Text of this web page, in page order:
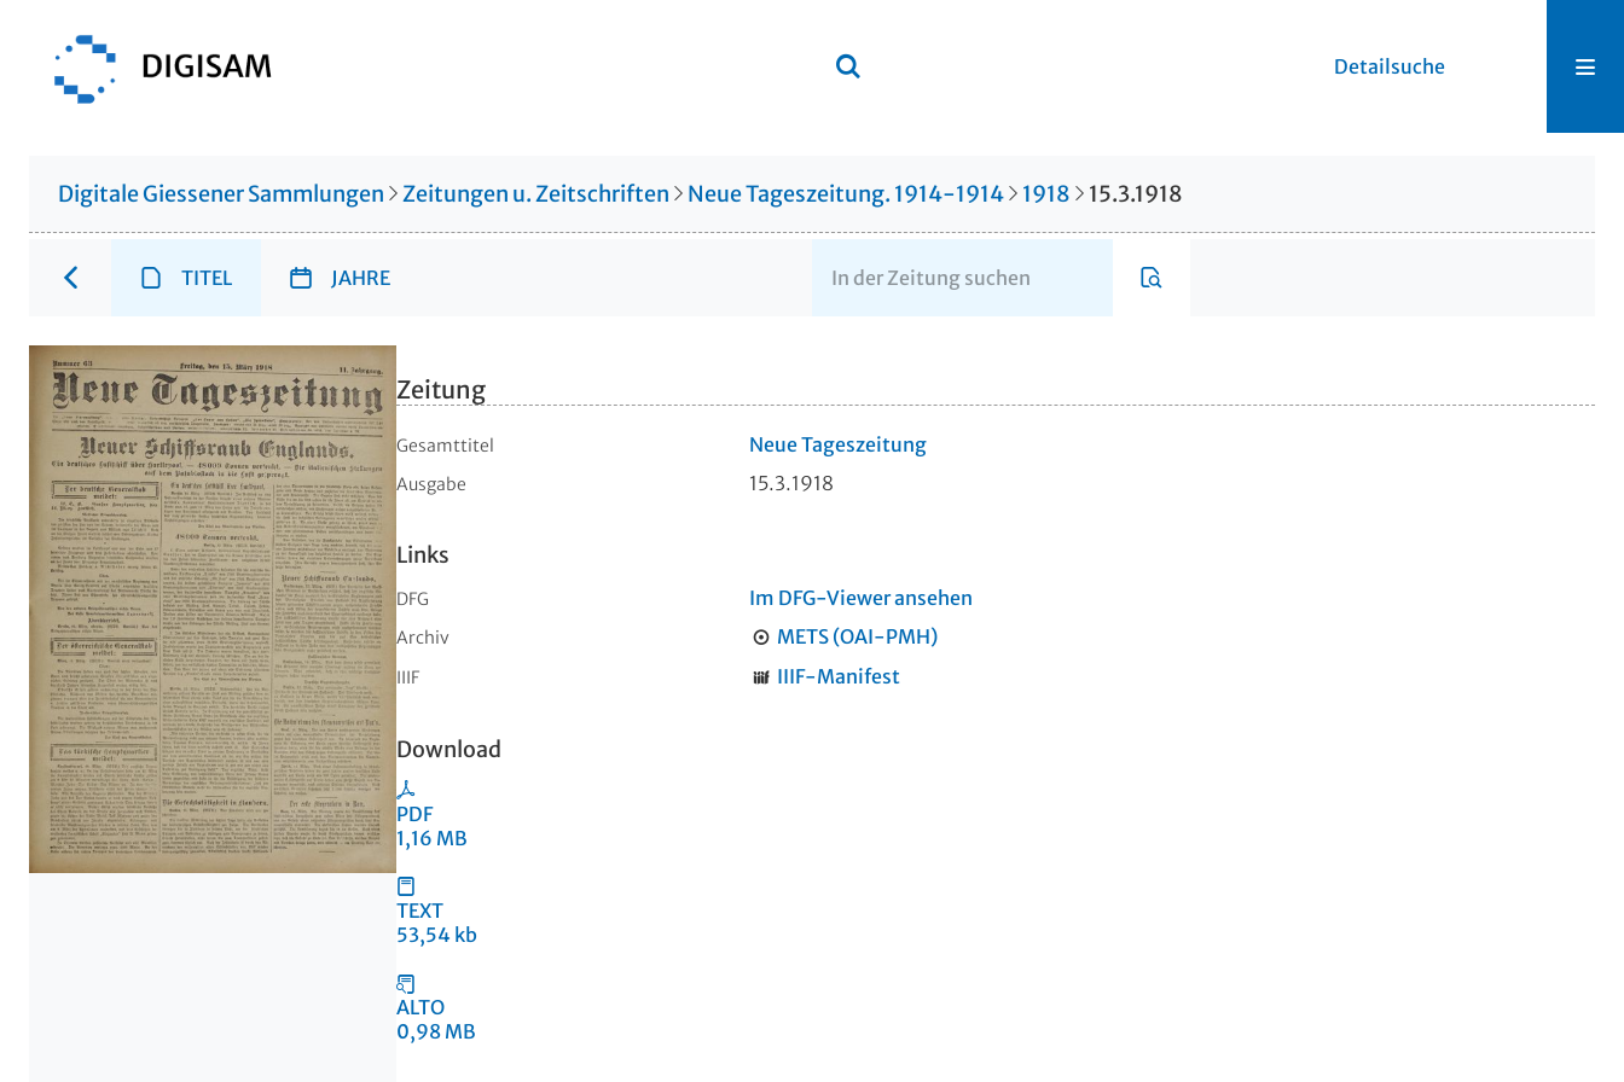
Detailsuche
Digitale Giessener Sammlungen Zeitungen u. Zeitschriften Neue Tageszeitung. 1914-1914 1918 15.3.1918
TITEL JAHRE
Zeitung
Gesamttitel Neue Tageszeitung
Ausgabe 15.3.1918
Links
DFG Im DFG-Viewer ansehen
Archiv METS (OAI-PMH)
IIIF IIIF-Manifest
Download
PDF
1,16 MB
TEXT
53,54 kb
ALTO
0,98 MB